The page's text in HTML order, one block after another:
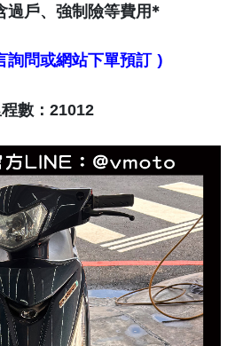
過戶、強制險等費用*
詢問或網站下單預訂 )
數：21012